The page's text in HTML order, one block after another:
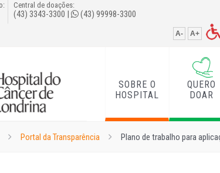
Central de doações:
(43) 3343-3300 | (43) 99998-3300
A- A+
SOBRE O
HOSPITAL
QUERO
DOAR
Portal da Transparência Plano de trabalho para